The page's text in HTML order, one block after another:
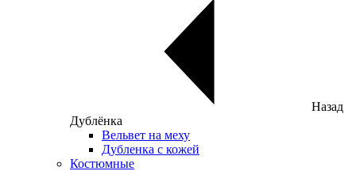
Назад
Дублёнка
Вельвет на меху
Дубленка с кожей
Костюмные